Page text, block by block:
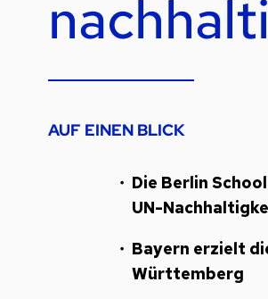
AUF EINEN BLICK
Die Berlin
UN-
Bayern erzielt
Württemberg